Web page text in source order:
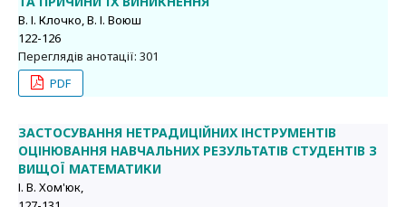
В. І. Клочко, В. І. Воюш
122-126
Переглядів анотації: 301
PDF
ЗАСТОСУВАННЯ НЕТРАДИЦІЙНИХ ІНСТРУМЕНТІВ
ОЦІНЮВАННЯ НАВЧАЛЬНИХ РЕЗУЛЬТАТІВ СТУДЕНТІВ З
ВИЩОЇ МАТЕМАТИКИ
І. В. Хом'юк,